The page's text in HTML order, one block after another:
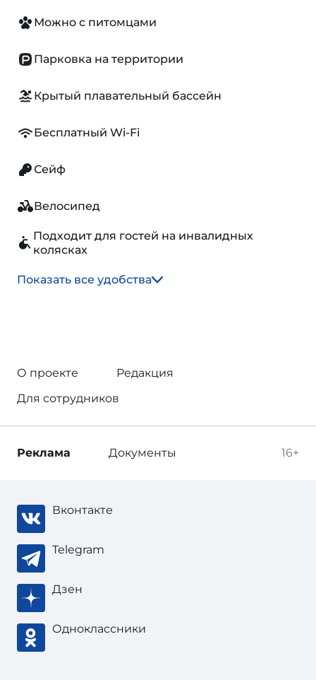
Можно с питомцами
Парковка на территории
Крытый плавательный бассейн
Бесплатный Wi-Fi
Сейф
Велосипед
Подходит для гостей на инвалидных
колясках
Показать все удобства
О проекте
Редакция
Для сотрудников
16+
Реклама Документы
Вконтакте
Telegram
Дзен
Одноклассники